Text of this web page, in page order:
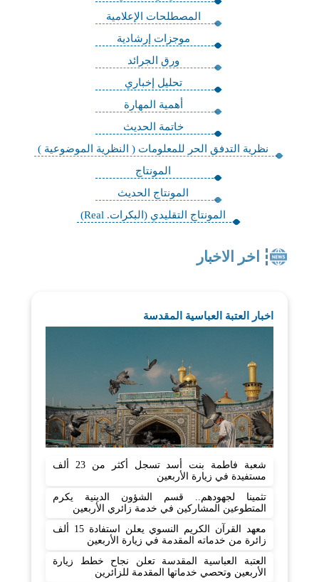
المصطلحات الإعلامية
موجزات إرشادية
ورق الجرائد
تحليل إخباري
أهمية المهارة
خاتمة الحديث
نظرية التدفق الحر للمعلومات ( النظرية الموضوعية )
المونتاج
المونتاج الحديث
المونتاج التقليدي (البكرات. Real)
اخر الاخبار
اخبار العتبة العباسية المقدسة
شعبة فاطمة بنت أسد تسجل أكثر من 23 ألف
مستفيدة في زيارة الأربعين
تثمينا لجهودهم.. قسم الشؤون الدينية يكرم
المتطوعين المشاركين في خدمة زائري الأربعين
معهد القرآن الكريم النسوي يعلن استفادة 15 ألف
زائرة من خدماته المقدمة في زيارة الأربعين
العتبة العباسية المقدسة تعلن نجاح خطط زيارة
الأربعين وتحصي خدماتها المقدمة للزائرين